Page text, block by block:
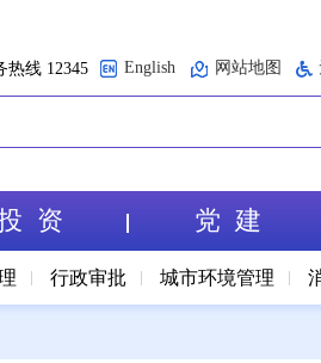
热线 12345 English 网站地图
行政审批 城市环境管理
资 党 建